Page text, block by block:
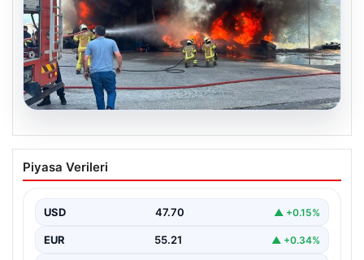
06.08.2026
Dumanlar ilçeyi kapladı: Bursa’da
tamirhanede yangın
Piyasa Verileri
USD 47.70 ▲ +0.15%
EUR 55.21 ▲ +0.34%